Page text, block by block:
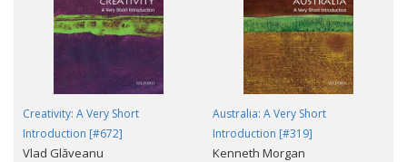
Creativity: A Very Short
Introduction [#672]
Vlad Glăveanu
Australia: A Very Short
Introduction [#319]
Kenneth Morgan